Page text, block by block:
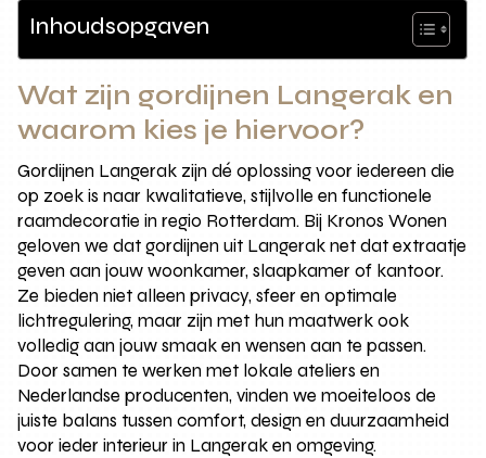
Inhoudsopgaven
Wat zijn gordijnen Langerak en
waarom kies je hiervoor?
Gordijnen Langerak zijn dé oplossing voor iedereen die
op zoek is naar kwalitatieve, stijlvolle en functionele
raamdecoratie in regio Rotterdam. Bij Kronos Wonen
geloven we dat gordijnen uit Langerak net dat extraatje
geven aan jouw woonkamer, slaapkamer of kantoor.
Ze bieden niet alleen privacy, sfeer en optimale
lichtregulering, maar zijn met hun maatwerk ook
volledig aan jouw smaak en wensen aan te passen.
Door samen te werken met lokale ateliers en
Nederlandse producenten, vinden we moeiteloos de
juiste balans tussen comfort, design en duurzaamheid
voor ieder interieur in Langerak en omgeving.